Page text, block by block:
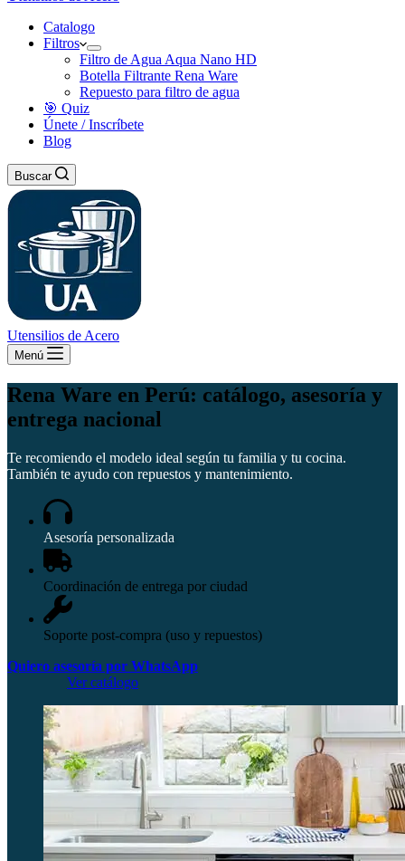
Catalogo
Filtros
Filtro de Agua Aqua Nano HD
Botella Filtrante Rena Ware
Repuesto para filtro de agua
🎯 Quiz
Únete / Inscríbete
Blog
Buscar
Utensilios de Acero
Menú
Rena Ware en Perú: catálogo, asesoría y
entrega nacional
Te recomiendo el modelo ideal según tu familia y tu cocina.
También te ayudo con repuestos y mantenimiento.
Asesoría personalizada
Coordinación de entrega por ciudad
Soporte post-compra (uso y repuestos)
Quiero asesoría por WhatsApp
Ver catálogo